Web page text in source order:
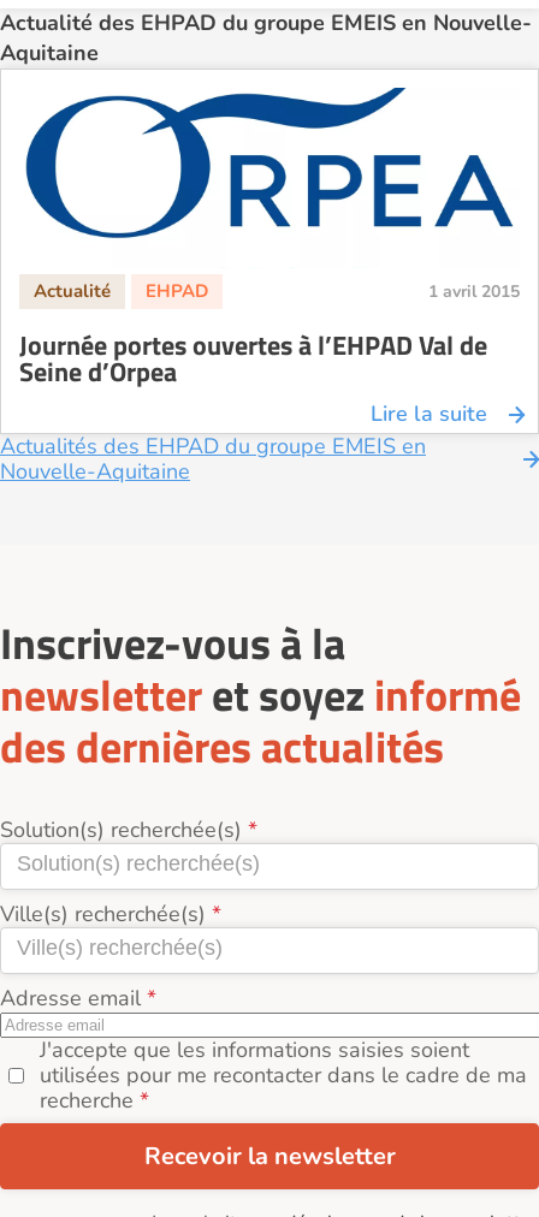
Actualité des EHPAD du groupe EMEIS en Nouvelle-
Aquitaine
1 avril 2015
Journée portes ouvertes à l’EHPAD Val de
Seine d’Orpea
Lire la suite
Actualités des EHPAD du groupe EMEIS en
Nouvelle-Aquitaine
Inscrivez-vous à la
newsletteret soyez informé
des dernières actualités
Solution(s) recherchée(s)
Ville(s) recherchée(s)
Adresse email
J'accepte que les informations saisies soient
utilisées pour me recontacter dans le cadre de ma
recherche
Recevoir la newsletter